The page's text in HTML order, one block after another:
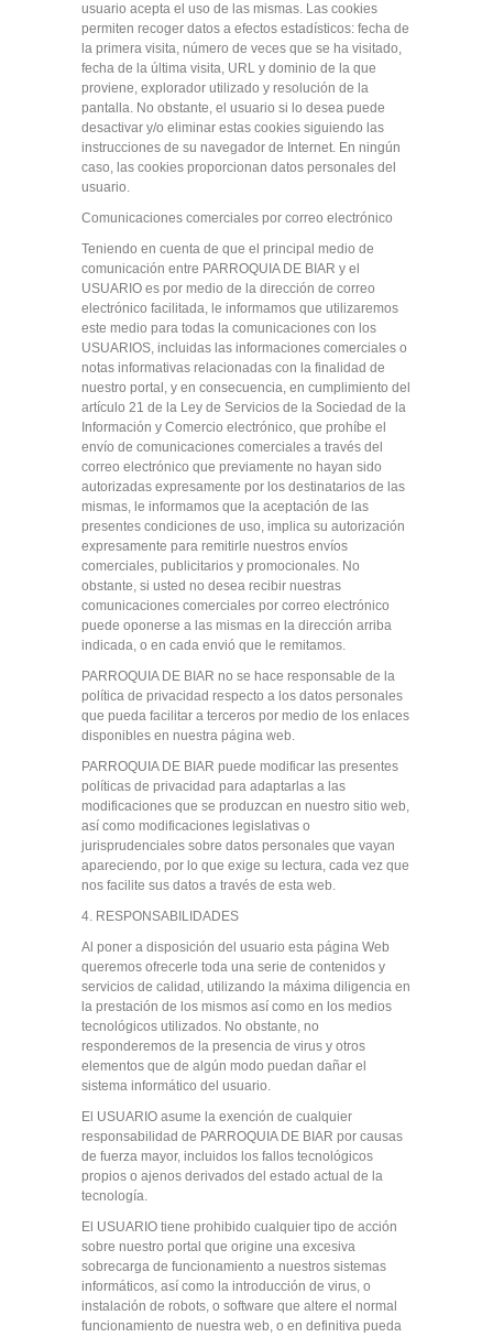
usuario acepta el uso de las mismas. Las cookies
permiten recoger datos a efectos estadísticos: fecha de
la primera visita, número de veces que se ha visitado,
fecha de la última visita, URL y dominio de la que
proviene, explorador utilizado y resolución de la
pantalla. No obstante, el usuario si lo desea puede
desactivar y/o eliminar estas cookies siguiendo las
instrucciones de su navegador de Internet. En ningún
caso, las cookies proporcionan datos personales del
usuario.
Comunicaciones comerciales por correo electrónico
Teniendo en cuenta de que el principal medio de
comunicación entre PARROQUIA DE BIAR y el
USUARIO es por medio de la dirección de correo
electrónico facilitada, le informamos que utilizaremos
este medio para todas la comunicaciones con los
USUARIOS, incluidas las informaciones comerciales o
notas informativas relacionadas con la finalidad de
nuestro portal, y en consecuencia, en cumplimiento del
artículo 21 de la Ley de Servicios de la Sociedad de la
Información y Comercio electrónico, que prohíbe el
envío de comunicaciones comerciales a través del
correo electrónico que previamente no hayan sido
autorizadas expresamente por los destinatarios de las
mismas, le informamos que la aceptación de las
presentes condiciones de uso, implica su autorización
expresamente para remitirle nuestros envíos
comerciales, publicitarios y promocionales. No
obstante, si usted no desea recibir nuestras
comunicaciones comerciales por correo electrónico
puede oponerse a las mismas en la dirección arriba
indicada, o en cada envió que le remitamos.
PARROQUIA DE BIAR no se hace responsable de la
política de privacidad respecto a los datos personales
que pueda facilitar a terceros por medio de los enlaces
disponibles en nuestra página web.
PARROQUIA DE BIAR puede modificar las presentes
políticas de privacidad para adaptarlas a las
modificaciones que se produzcan en nuestro sitio web,
así como modificaciones legislativas o
jurisprudenciales sobre datos personales que vayan
apareciendo, por lo que exige su lectura, cada vez que
nos facilite sus datos a través de esta web.
4. RESPONSABILIDADES
Al poner a disposición del usuario esta página Web
queremos ofrecerle toda una serie de contenidos y
servicios de calidad, utilizando la máxima diligencia en
la prestación de los mismos así como en los medios
tecnológicos utilizados. No obstante, no
responderemos de la presencia de virus y otros
elementos que de algún modo puedan dañar el
sistema informático del usuario.
El USUARIO asume la exención de cualquier
responsabilidad de PARROQUIA DE BIAR por causas
de fuerza mayor, incluidos los fallos tecnológicos
propios o ajenos derivados del estado actual de la
tecnología.
El USUARIO tiene prohibido cualquier tipo de acción
sobre nuestro portal que origine una excesiva
sobrecarga de funcionamiento a nuestros sistemas
informáticos, así como la introducción de virus, o
instalación de robots, o software que altere el normal
funcionamiento de nuestra web, o en definitiva pueda